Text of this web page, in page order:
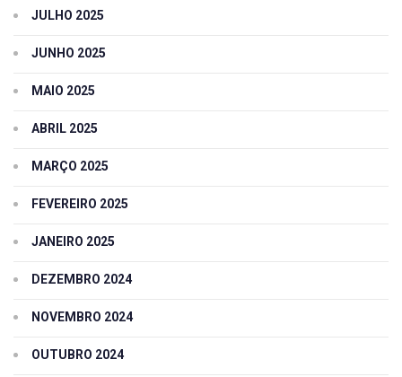
JULHO 2025
JUNHO 2025
MAIO 2025
ABRIL 2025
MARÇO 2025
FEVEREIRO 2025
JANEIRO 2025
DEZEMBRO 2024
NOVEMBRO 2024
OUTUBRO 2024